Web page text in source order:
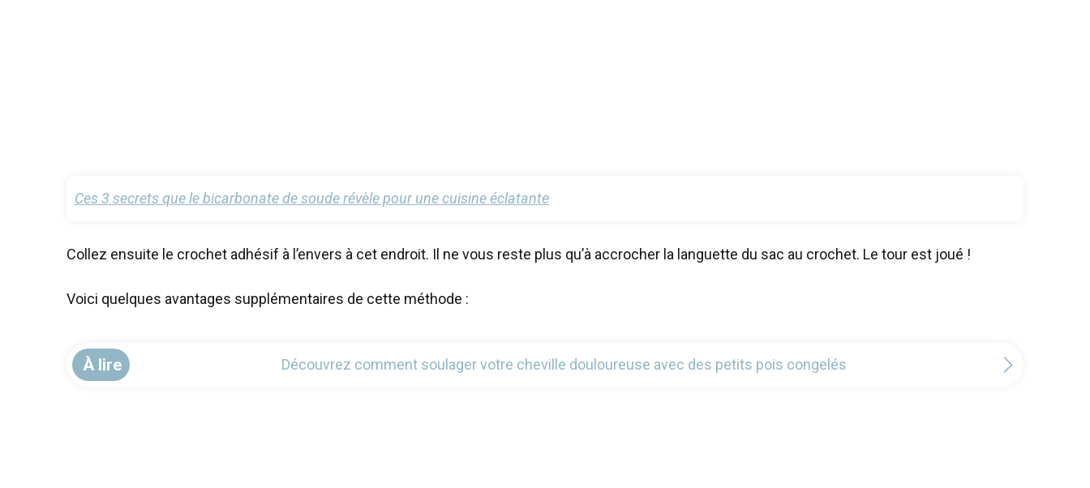
Ces 3 secrets que le bicarbonate de soude révèle pour une cuisine éclatante
Collez ensuite le crochet adhésif à l’envers à cet endroit. Il ne vous reste plus qu’à accrocher la languette du sac au crochet. Le tour est joué !
Voici quelques avantages supplémentaires de cette méthode :
À lire Découvrez comment soulager votre cheville douloureuse avec des petits pois congelés